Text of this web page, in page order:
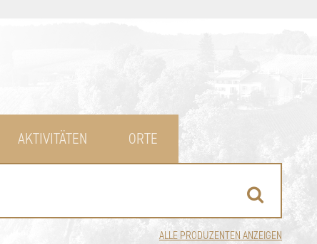
AKTIVITÄTEN ORTE
ALLE PRODUZENTEN ANZEIGEN